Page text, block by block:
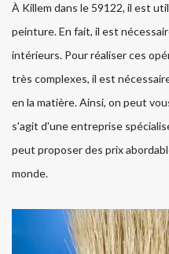
À Killem dans le 59122, il est
peinture. En fait, il est
intérieurs. Pour réaliser ces
très complexes, il est
en la matière. Ainsi, on peut
s'agit d'une entreprise
peut proposer des prix
monde.